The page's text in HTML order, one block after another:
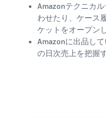
Amazonテクニカ
わせたり、ケース
ケットをオープン
Amazonに出品し
の日次売上を把握